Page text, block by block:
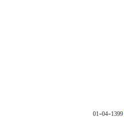
1399-04-01